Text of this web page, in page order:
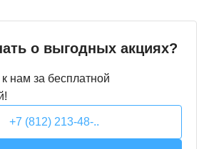
о выгодных акциях?
нам за бесплатной
+7 (812) 213-48-..